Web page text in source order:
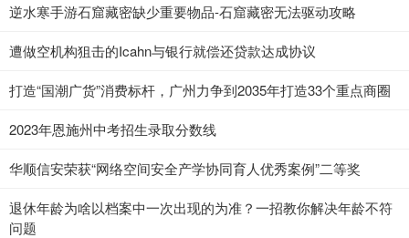
逆水寒手游石窟藏密缺少重要物品-石窟藏密无法驱动攻略
遭做空机构狙击的Icahn与银行就偿还贷款达成协议
打造“国潮广货”消费标杆，广州力争到2035年打造33个重点商圈
2023年恩施州中考招生录取分数线
华顺信安荣获“网络空间安全产学协同育人优秀案例”二等奖
退休年龄为啥以档案中一次出现的为准？一招教你解决年龄不符
问题